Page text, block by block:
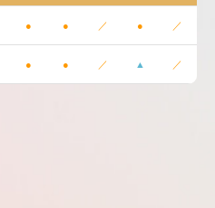
● ● ／ ● ／
● ● ／ ▲ ／